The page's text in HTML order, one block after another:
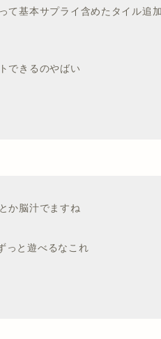
て基本サプライ含めたタイル追
できるのやばい
か脳汁でますね
っと遊べるなこれ